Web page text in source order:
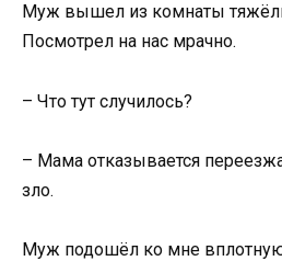
Муж вышел из комнаты
Посмотрел на нас мрачно.
– Что тут случилось?
– Мама отказывается
зло.
Муж подошёл ко мне